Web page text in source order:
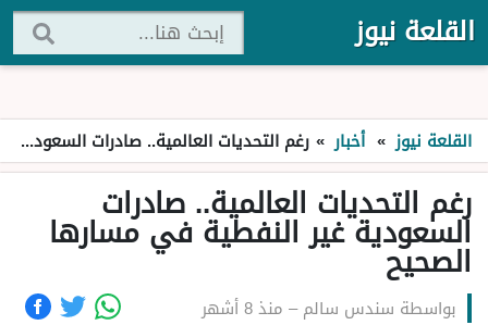
القلعة نيوز
القلعة نيوز » أخبار » رغم التحديات العالمية.. صادرات السعودية غير النفطية في مسارها الصحيح
رغم التحديات العالمية.. صادرات
السعودية غير النفطية في مسارها
الصحيح
بواسطة سندس سالم– منذ 8 أشهر